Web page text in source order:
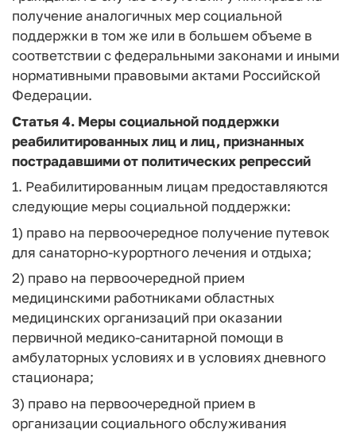
получение аналогичных мер социальной
поддержки в том же или в большем объеме в
соответствии с федеральными законами и иными
нормативными правовыми актами Российской
Федерации.
Статья 4. Меры социальной поддержки
реабилитированных лиц и лиц, признанных
пострадавшими от политических репрессий
1. Реабилитированным лицам предоставляются
следующие меры социальной поддержки:
1) право на первоочередное получение путевок
для санаторно-курортного лечения и отдыха;
2) право на первоочередной прием
медицинскими работниками областных
медицинских организаций при оказании
первичной медико-санитарной помощи в
амбулаторных условиях и в условиях дневного
стационара;
3) право на первоочередной прием в
организации социального обслуживания